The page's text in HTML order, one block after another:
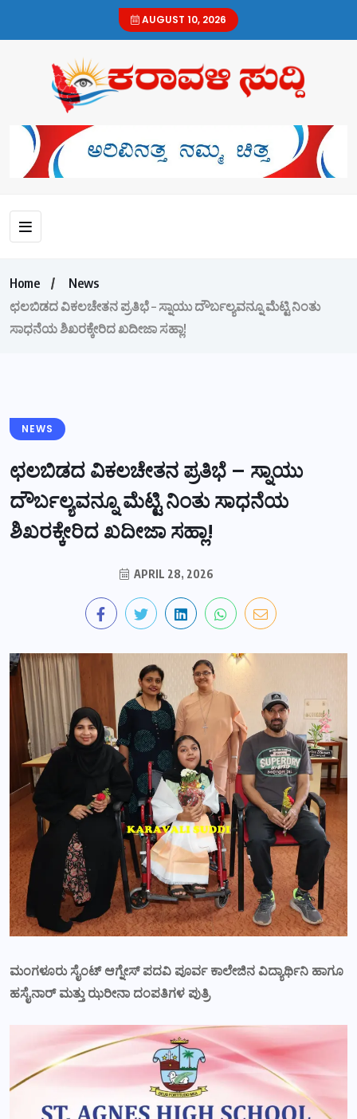
AUGUST 10, 2026
Home
News
ಛಲಬಿಡದ ವಿಕಲಚೇತನ ಪ್ರತಿಭೆ – ಸ್ನಾಯು ದೌರ್ಬಲ್ಯವನ್ನೂ ಮೆಟ್ಟಿ ನಿಂತು
ಸಾಧನೆಯ ಶಿಖರಕ್ಕೇರಿದ ಖದೀಜಾ ಸಹ್ಲಾ!
NEWS
ಛಲಬಿಡದ ವಿಕಲಚೇತನ ಪ್ರತಿಭೆ – ಸ್ನಾಯು
ದೌರ್ಬಲ್ಯವನ್ನೂ ಮೆಟ್ಟಿ ನಿಂತು ಸಾಧನೆಯ
ಶಿಖರಕ್ಕೇರಿದ ಖದೀಜಾ ಸಹ್ಲಾ!
APRIL 28, 2026
ಮಂಗಳೂರು ಸೈಂಟ್ ಆಗ್ನೇಸ್ ಪದವಿ ಪೂರ್ವ ಕಾಲೇಜಿನ ವಿದ್ಯಾರ್ಥಿನಿ ಹಾಗೂ
ಹಸೈನಾರ್ ಮತ್ತು ಝರೀನಾ ದಂಪತಿಗಳ ಪುತ್ರಿ